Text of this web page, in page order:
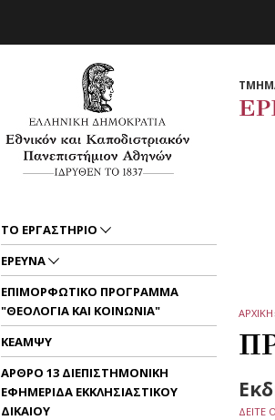
ΑΡΧΙΚΗ
ΔΕΙΤΕ
ΤΟ ΕΡΓΑΣΤΗΡΙΟ
ΕΡΕΥΝΑ
ΕΠΙΜΟΡΦΩΤΙΚΟ ΠΡΟΓΡΑΜΜΑ
"ΘΕΟΛΟΓΙΑ ΚΑΙ ΚΟΙΝΩΝΙΑ"
ΚΕΑΜΨΥ
ΑΡΘΡΟ 13 ΔΙΕΠΙΣΤΗΜΟΝΙΚΗ
ΕΦΗΜΕΡΙΔΑ ΕΚΚΛΗΣΙΑΣΤΙΚΟΥ
ΔΙΚΑΙΟΥ